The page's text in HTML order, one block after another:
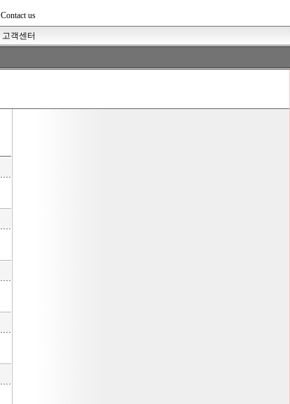
Contact us
고객센터